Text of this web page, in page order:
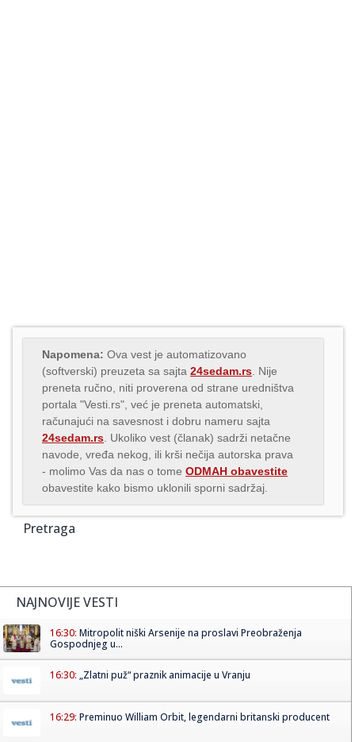
Napomena: Ova vest je automatizovano
(softverski) preuzeta sa sajta 24sedam.rs . Nije
preneta ručno, niti proverena od strane uredništva
portala "Vesti.rs", već je preneta automatski,
računajući na savesnost i dobru nameru sajta
24sedam.rs . Ukoliko vest (članak) sadrži netačne
navode, vređa nekog, ili krši nečija autorska prava
- molimo Vas da nas o tome ODMAH obavestite
obavestite kako bismo uklonili sporni sadržaj.
Pretraga
NAJNOVIJE VESTI
16:30: Mitropolit niški Arsenije na proslavi Preobraženja
Gospodnjeg u...
16:30: „Zlatni puž“ praznik animacije u Vranju
16:29: Preminuo William Orbit, legendarni britanski producent